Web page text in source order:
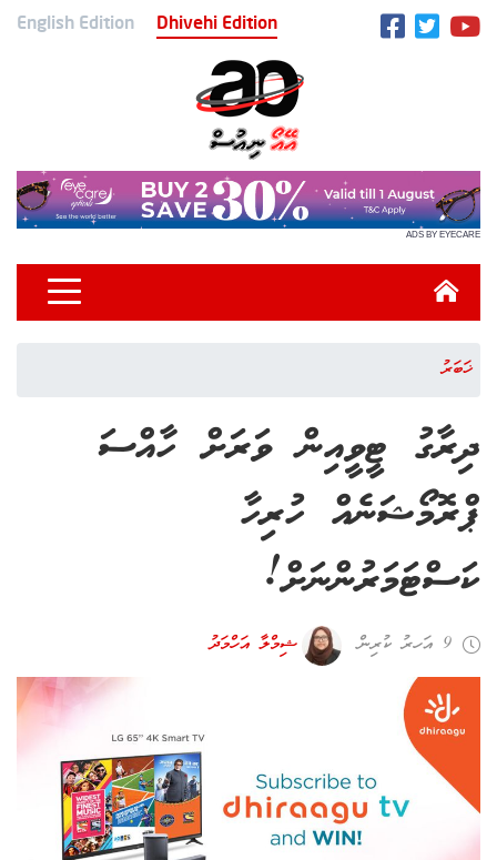
English Edition Dhivehi Edition
ADS BY EYECARE
ޚަބަރު
ދިރާގު ޓީވީއިން ވަރަށް ހާއްސަ
ޕްރޮމޯޝަނެއް ހުރިހާ
ކަސްޓަމަރުންނަށް!
9 އަހރު ކުރިން ޝިމްލާ އަހްމަދު